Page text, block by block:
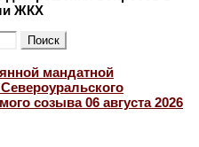
ЖКХ
мандатной
созыва 06 августа 2026